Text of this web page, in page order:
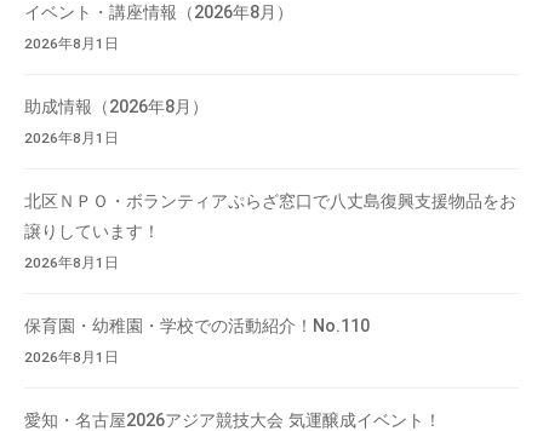
イベント・講座情報（2026年8月）
2026年8月1日
助成情報（2026年8月）
2026年8月1日
北区ＮＰＯ・ボランティアぷらざ窓口で八丈島復興支援物品をお
譲りしています！
2026年8月1日
保育園・幼稚園・学校での活動紹介！No.110
2026年8月1日
愛知・名古屋2026アジア競技大会 気運醸成イベント！